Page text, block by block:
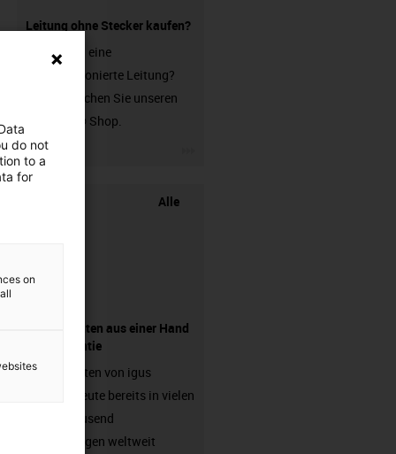
Leitung ohne Stecker kaufen?
Sie suchen eine
unkonfektionierte Leitung?
Dann besuchen Sie unseren
chainflex® Shop.
Alle
Komponenten aus einer Hand
- mit Garantie
Energieketten von igus
arbeiten heute bereits in vielen
hunderttausend
Anwendungen weltweit
do not
to a
for
on